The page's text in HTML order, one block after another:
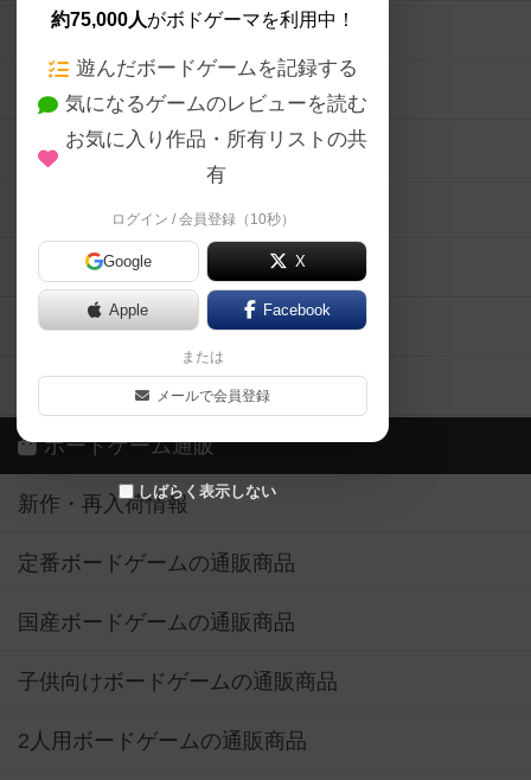
約75,000人がボドゲーマを利用中！
遊んだボードゲームを記録する
気になるゲームのレビューを読む
お気に入り作品・所有リストの共
有
ログイン / 会員登録（10秒）
Google X
Apple Facebook
または
メールで会員登録
しばらく表示しない
ボードゲームの新着レビュー
ボードゲーム会情報
メカニクス特集
掲示板・トピックス
ボドとも・会員一覧
ボードゲーム業界コラム
ボドゲーマご利用案内
ボードゲーム通販
新作・再入荷情報
定番ボードゲームの通販商品
国産ボードゲームの通販商品
子供向けボードゲームの通販商品
2人用ボードゲームの通販商品